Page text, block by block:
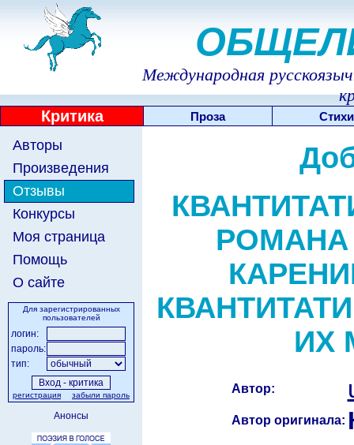
Международная
Критика Проза Стихи
Авторы
Произведения
Отзывы
Конкурсы
Моя страница
Помощь
О сайте
Для зарегистрированных
пользователей
логин:
пароль:
тип:
регистрация забыли пароль
Анонсы
РОМАНА
ИХ
Автор:
Автор оригинала: